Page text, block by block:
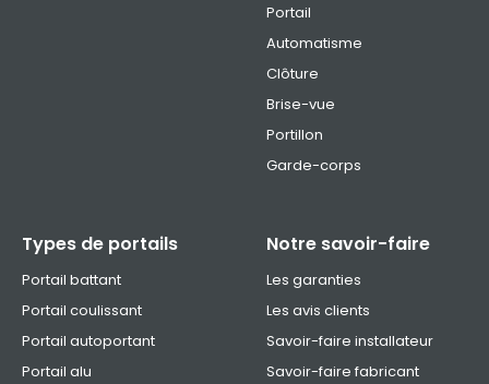
Portail
Automatisme
Clôture
Brise-vue
Portillon
Garde-corps
Types de portails
Portail battant
Portail coulissant
Portail autoportant
Portail alu
Notre savoir-faire
Les garanties
Les avis clients
Savoir-faire installateur
Savoir-faire fabricant